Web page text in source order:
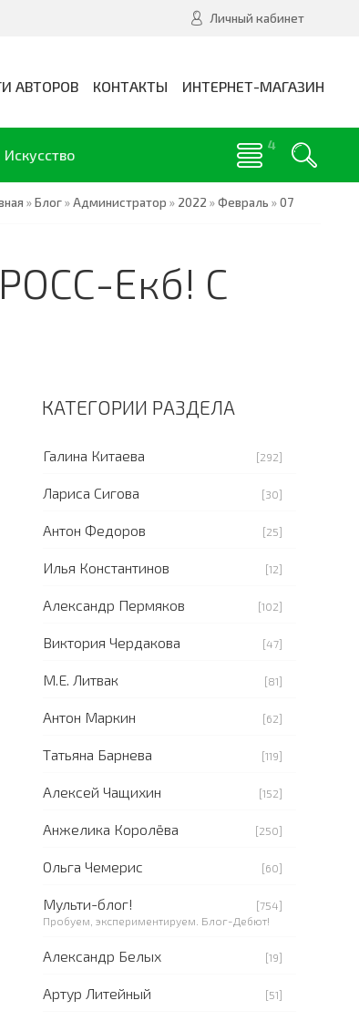
Личный кабинет
АВТОРОВ КОНТАКТЫ ИНТЕРНЕТ-МАГАЗИН
Искусство
»Блог»Администратор » 2022 »Февраль »07
Екб! С
КАТЕГОРИИ РАЗДЕЛА
Галина Китаева [292]
Лариса Сигова [30]
Антон Федоров [25]
Илья Константинов [12]
Александр Пермяков [102]
Виктория Чердакова [47]
М.Е. Литвак [81]
Антон Маркин [62]
Татьяна Барнева [119]
Алексей Чащихин [152]
Анжелика Королёва [250]
Ольга Чемерис [60]
Мульти-блог!
[754]
Пробуем, экспериментируем. Блог-Дебют!
Александр Белых [19]
Артур Литейный [51]